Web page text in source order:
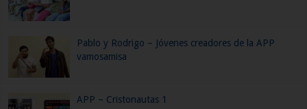
Pablo y Rodrigo – Jóvenes creadores de la APP
vamosamisa
APP – Cristonautas 1